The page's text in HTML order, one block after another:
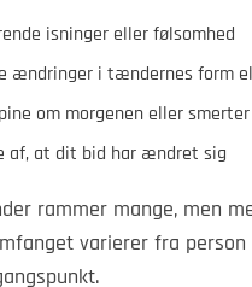
isninger eller følsomhed
ændringer i tændernes form
om morgenen eller
af, at dit bid har ændret sig
rammer mange, men
varierer fra